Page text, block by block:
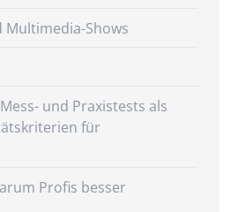
Shows
und Praxistests als
für
Profis besser